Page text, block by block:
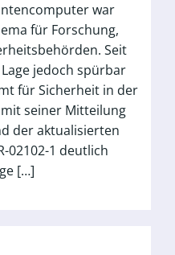
war
für Forschung,
Seit
jedoch spürbar
für Sicherheit in der
seiner Mitteilung
der aktualisierten
02102-1 deutlich
[…]